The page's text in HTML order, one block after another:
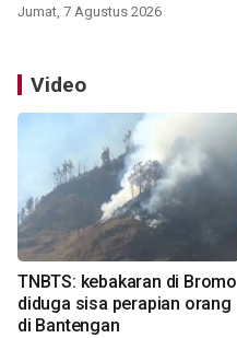
Jumat, 7 Agustus 2026
Video
TNBTS: kebakaran di Bromo
diduga sisa perapian orang
di Bantengan